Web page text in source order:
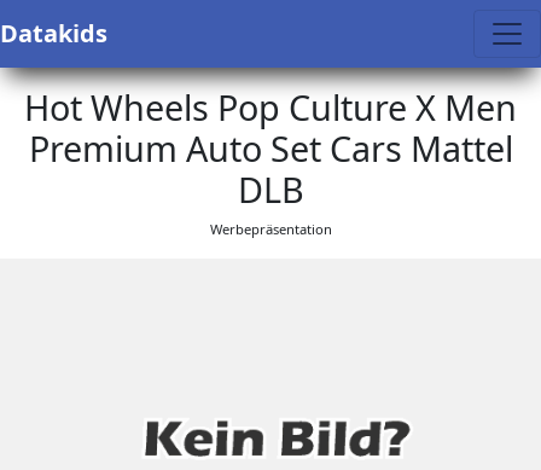
Datakids
Hot Wheels Pop Culture X Men
Premium Auto Set Cars Mattel
DLB
Werbepräsentation